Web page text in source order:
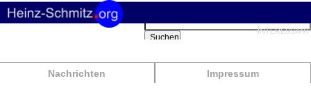
Nachrichten Impressum
Suchbegriffe
Suchen